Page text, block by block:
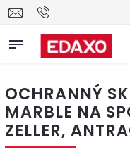
OCHRANNÝ
MARBLE NA
ZELLER,